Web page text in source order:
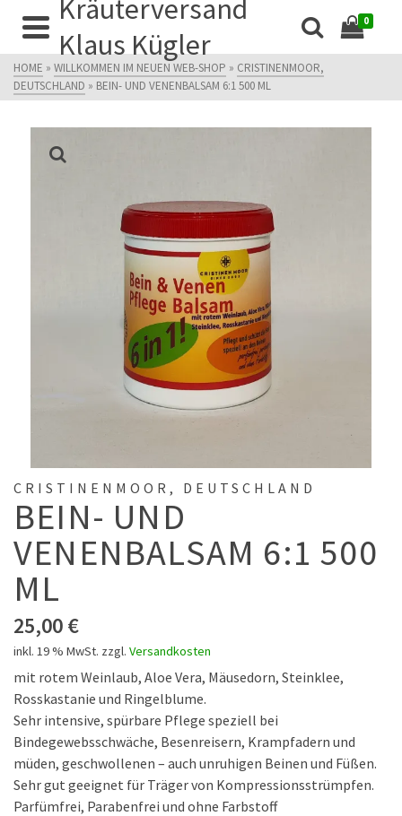
Kräuterversand
Klaus Kügler
0
HOME » WILLKOMMEN IM NEUEN WEB-SHOP » CRISTINENMOOR,
DEUTSCHLAND » BEIN- UND VENENBALSAM 6:1 500 ML
CRISTINENMOOR, DEUTSCHLAND
BEIN- UND
VENENBALSAM 6:1 500
ML
25,00€
inkl. 19 % MwSt. zzgl. Versandkosten
mit rotem Weinlaub, Aloe Vera, Mäusedorn, Steinklee,
Rosskastanie und Ringelblume.
Sehr intensive, spürbare Pflege speziell bei
Bindegewebsschwäche, Besenreisern, Krampfadern und
müden, geschwollenen – auch unruhigen Beinen und Füßen.
Sehr gut geeignet für Träger von Kompressionsstrümpfen.
Parfümfrei, Parabenfrei und ohne Farbstoff